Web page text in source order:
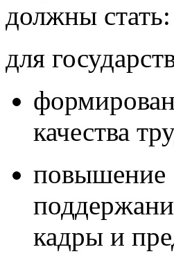
должны стать:
для
качества
кадры и